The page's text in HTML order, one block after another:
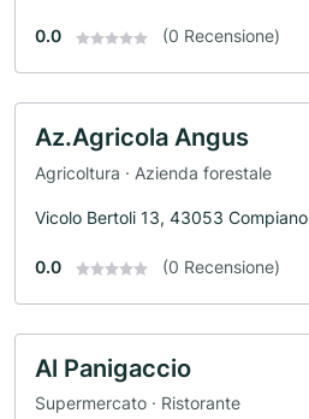
0.0 (0 Recensione)
Az.Agricola Angus
Agricoltura · Azienda forestale
Vicolo Bertoli 13, 43053 Compiano
0.0 (0 Recensione)
Al Panigaccio
Supermercato · Ristorante